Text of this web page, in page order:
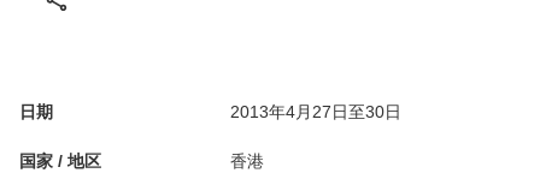
日期 2013年4月27日至30日
国家 / 地区 香港